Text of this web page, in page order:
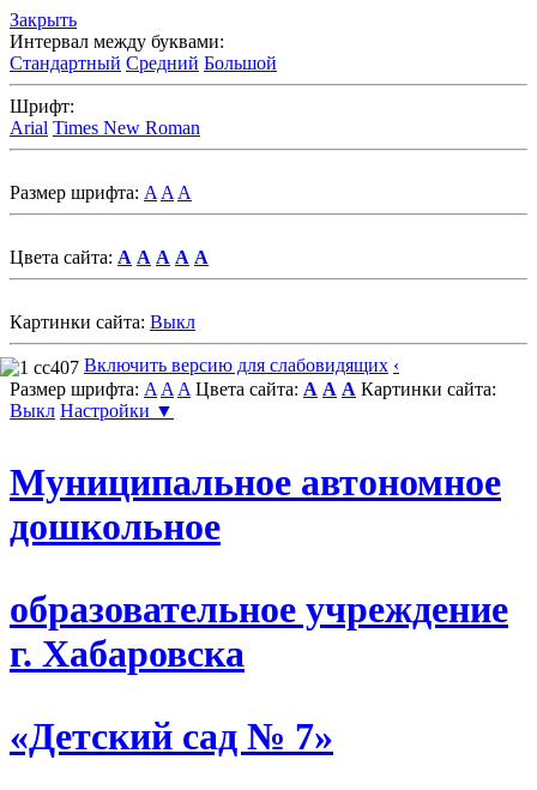
Закрыть
Интервал между буквами:
Стандартный Средний Большой
Шрифт:
Arial Times New Roman
Размер шрифта: A A A
Цвета сайта: A A A A A
Картинки сайта: Выкл
Включить версию для слабовидящих ‹
Размер шрифта: A A A Цвета сайта: A A A Картинки сайта:
Выкл Настройки ▼
Муниципальное автономное
дошкольное
образовательное учреждение
г. Хабаровска
«Детский сад № 7»